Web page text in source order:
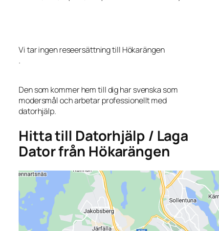
Vi tar ingen reseersättning till Hökarängen
.
Den som kommer hem till dig har svenska som
modersmål och arbetar professionellt med
datorhjälp.
Hitta till Datorhjälp / Laga
Dator från Hökarängen